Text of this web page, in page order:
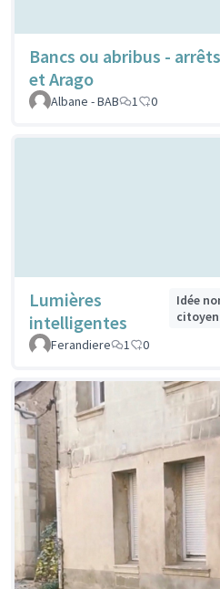
Bancs ou abribus -
et Arago
Albane - BAB
1 0
Lumières
intelligentes
Idée
Ferandiere
1 0